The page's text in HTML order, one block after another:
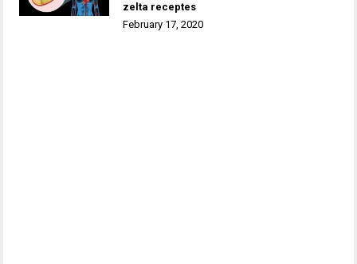
zelta receptes
February 17, 2020